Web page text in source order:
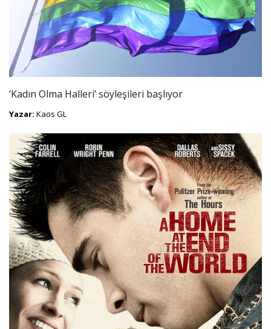
‘Kadın Olma Halleri’ söyleşileri başlıyor
Yazar: Kaos GL